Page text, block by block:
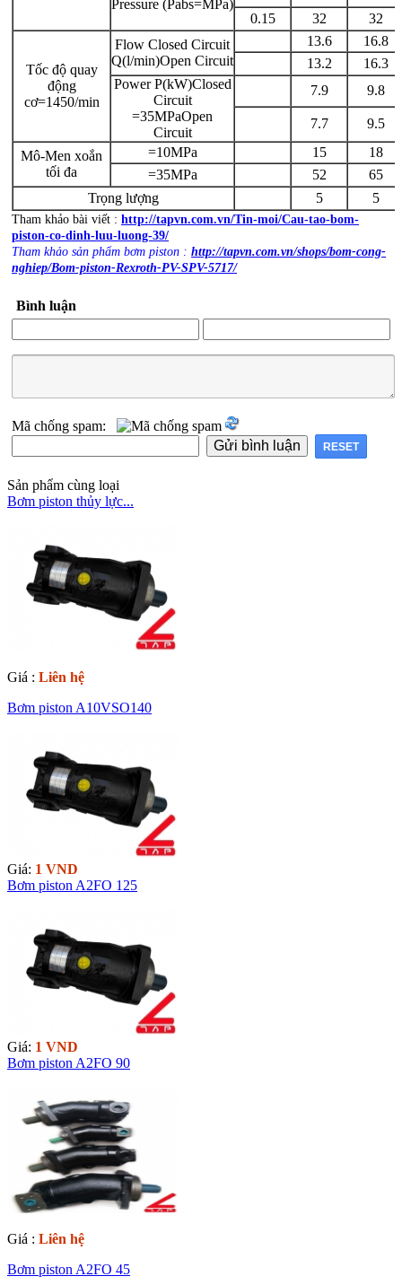
Pressure (Pabs=MPa)
0.15
32 32
Tốc độ quay
động
cơ=1450/min
Flow Closed Circuit
Q(l/min)Open Circuit
13.6
16.8
13.2
16.3
Power P(kW)Closed
Circuit
=35MPaOpen
Circuit
7.9 9.8
7.7 9.5
Mô-Men xoắn
tối đa
=10MPa 15
18
=35MPa
52
65
Trọng lượng
5 5
Tham khảo bài viết : http://tapvn.com.vn/Tin-moi/Cau-tao-bom-
piston-co-dinh-luu-luong-39/
Tham khảo sản phẩm bơm piston : http://tapvn.com.vn/shops/bom-cong-
nghiep/Bom-piston-Rexroth-PV-SPV-5717/
Bình luận
Mã chống spam:
Sản phẩm cùng loại
Bơm piston thủy lực...
Giá : Liên hệ
Bơm piston A10VSO140
Giá: 1 VND
Bơm piston A2FO 125
Giá: 1 VND
Bơm piston A2FO 90
Giá : Liên hệ
Bơm piston A2FO 45